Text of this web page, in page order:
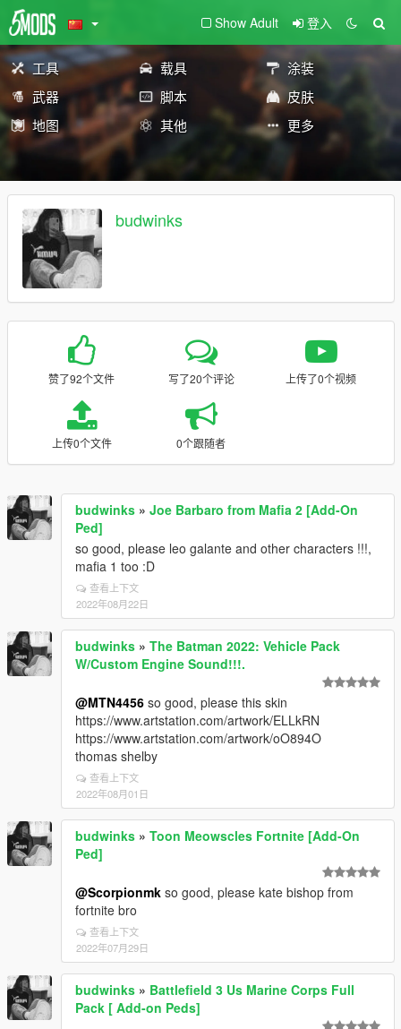
Show Adult 登入
工具 载具
涂装
武器
脚本
皮肤
地图
其他 更多
budwinks
赞了92个文件 写了20个评论 上传了0个视频
上传0个文件 0个跟随者
budwinks » Joe Barbaro from Mafia 2 [Add-On
Ped]
so good, please leo galante and other characters !!!,
mafia 1 too :D
查看上下文
2022年08月22日
budwinks » The Batman 2022: Vehicle Pack
W/Custom Engine Sound!!!.
@MTN4456 so good, please this skin
https://www.artstation.com/artwork/ELLkRN
https://www.artstation.com/artwork/oO894O
thomas shelby
查看上下文
2022年08月01日
budwinks » Toon Meowscles Fortnite [Add-On
Ped]
@Scorpionmk so good, please kate bishop from
fortnite bro
查看上下文
2022年07月29日
budwinks » Battlefield 3 Us Marine Corps Full
Pack [ Add-on Peds]